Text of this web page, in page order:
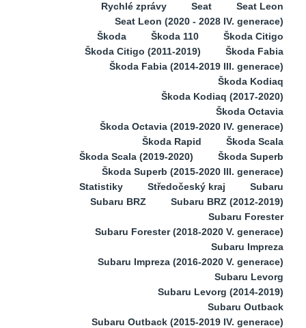
Rychlé zprávy
Seat
Seat Leon
Seat Leon (2020 - 2028 IV. generace)
Škoda
Škoda 110
Škoda Citigo
Škoda Citigo (2011-2019)
Škoda Fabia
Škoda Fabia (2014-2019 III. generace)
Škoda Kodiaq
Škoda Kodiaq (2017-2020)
Škoda Octavia
Škoda Octavia (2019-2020 IV. generace)
Škoda Rapid
Škoda Scala
Škoda Scala (2019-2020)
Škoda Superb
Škoda Superb (2015-2020 III. generace)
Statistiky
Středočeský kraj
Subaru
Subaru BRZ
Subaru BRZ (2012-2019)
Subaru Forester
Subaru Forester (2018-2020 V. generace)
Subaru Impreza
Subaru Impreza (2016-2020 V. generace)
Subaru Levorg
Subaru Levorg (2014-2019)
Subaru Outback
Subaru Outback (2015-2019 IV. generace)